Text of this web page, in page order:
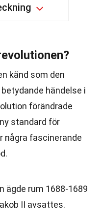
känd som den
händelse i
förändrade
standard för
några fascinerande
ägde rum 1688-1689
II avsattes.